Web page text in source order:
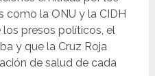
como la ONU y la CIDH
presos políticos, el
y que la Cruz Roja
de salud de cada